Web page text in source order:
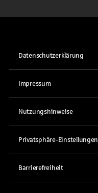
Datenschutzerklärung
Impressum
Nutzungshinweise
Privatsphäre-Einstellungen
Barrierefreiheit